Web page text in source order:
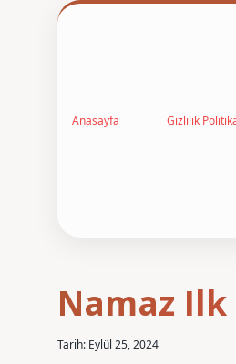
Anasayfa Gizlilik
Namaz
Tarih: Eylül 25, 2024